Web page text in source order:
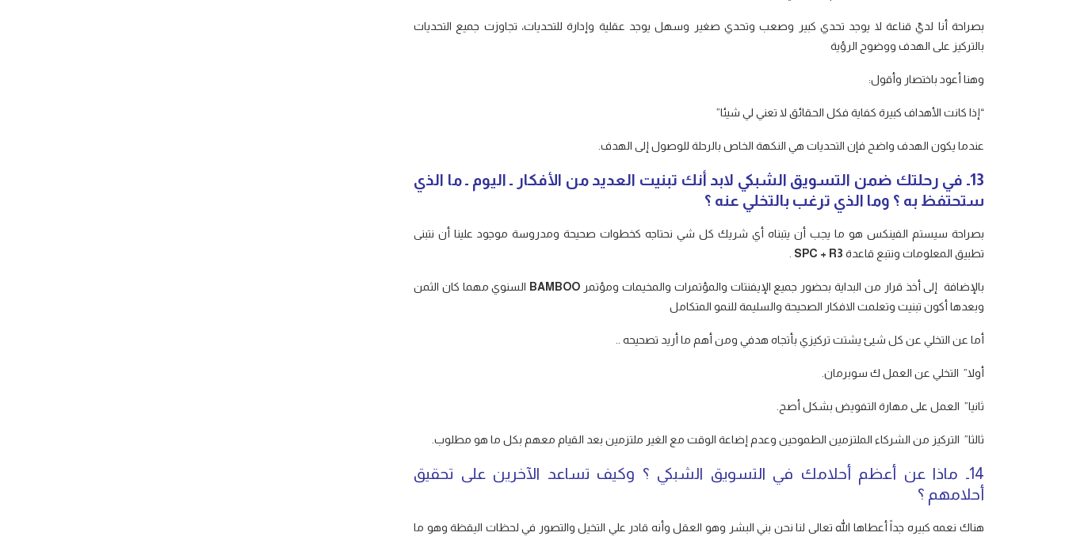
بصراحة أنا لديّ قناعة لا يوجد تحدي كبير وصعب وتحدي صغير وسهل يوجد عقلية وإدارة للتحديات، تجاوزت جميع التحديات
بالتركيز على الهدف ووضوح الرؤية
وهنا أعود باختصار وأقول:
“إذا كانت الأهداف كبيرة كفاية فكل الحقائق لا تعني لي شيئا”
عندما يكون الهدف واضح فإن التحديات هي النكهة الخاص بالرحلة للوصول إلى الهدف.
13ـ في رحلتك ضمن التسويق الشبكي لابد أنك تبنيت العديد من الأفكار ـ اليوم ـ ما الذي
ستحتفظ به ؟ وما الذي ترغب بالتخلي عنه ؟
بصراحة سيستم الفينكس هو ما يجب أن يتبناه أي شريك كل شي نحتاجه كخطوات صحيحة ومدروسة موجود علينا أن نتبنى
تطبيق المعلومات ونتبع قاعدة SPC + R3
بالإضافة إلى أخذ قرار من البداية بحضور جميع الإيفنتات والمؤتمرات والمخيمات ومؤتمر BAMBOO السنوي مهما كان الثمن
وبعدها أكون تبنيت وتعلمت الافكار الصحيحة والسليمة للنمو المتكامل
أما عن التخلي عن كل شيئ يشتت تركيزي بأتجاه هدفي ومن أهم ما أريد تصحيحه ..
أولا” التخلي عن العمل ك سوبرمان.
ثانيا” العمل على مهارة التفويض بشكل أصح.
ثالثا” التركيز من الشركاء الملتزمين الطموحين وعدم إضاعة الوقت مع الغير ملتزمين بعد القيام معهم بكل ما هو مطلوب.
14ـ ماذا عن أعظم أحلامك في التسويق الشبكي ؟ وكيف تساعد الآخرين على تحقيق
أحلامهم ؟
هناك نعمه كبيره جداً أعطاها الله تعالى لنا نحن بني البشر وهو العقل وأنه قادر علي التخيل والتصور في لحظات اليقظة وهو ما